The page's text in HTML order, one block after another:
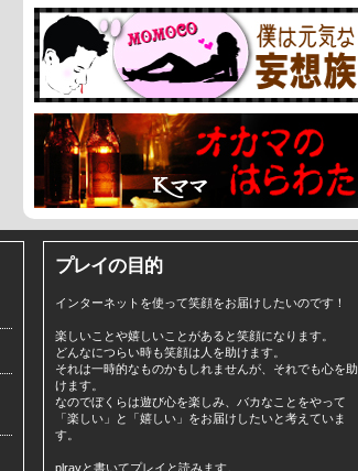
プレイの目的
インターネットを使って笑顔をお届けしたいのです！
楽しいことや嬉しいことがあると笑顔になります。
どんなにつらい時も笑顔は人を助けます。
それは一時的なものかもしれませんが、それでも心を助
けます。
なのでぼくらは遊び心を楽しみ、バカなことをやって
「楽しい」と「嬉しい」をお届けしたいと考えていま
す。
plrayと書いてプレイと読みます。